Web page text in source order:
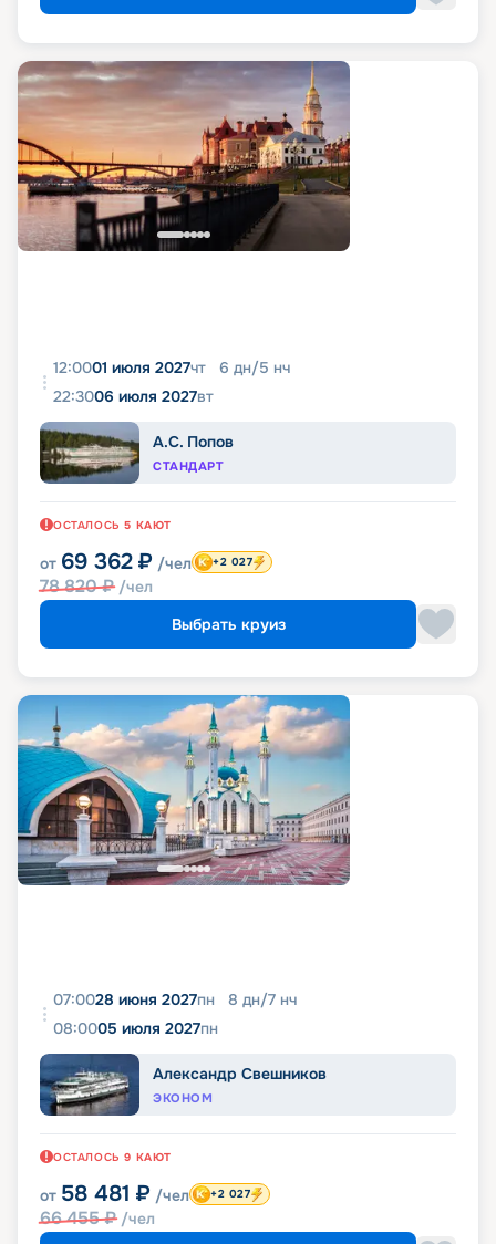
12:0001 июля 2027чт 6 дн/5 нч
22:3006 июля 2027вт
А.С. Попов
СТАНДАРТ
ОСТАЛОСЬ 5 КАЮТ
от 69 362 ₽ /чел
78 820₽ /чел
+2 027
Выбрать круиз
07:0028 июня 2027пн 8 дн/7 нч
08:0005 июля 2027пн
Александр Свешников
ЭКОНОМ
ОСТАЛОСЬ 9 КАЮТ
от 58 481 ₽ /чел
66 455₽ /чел
+2 027